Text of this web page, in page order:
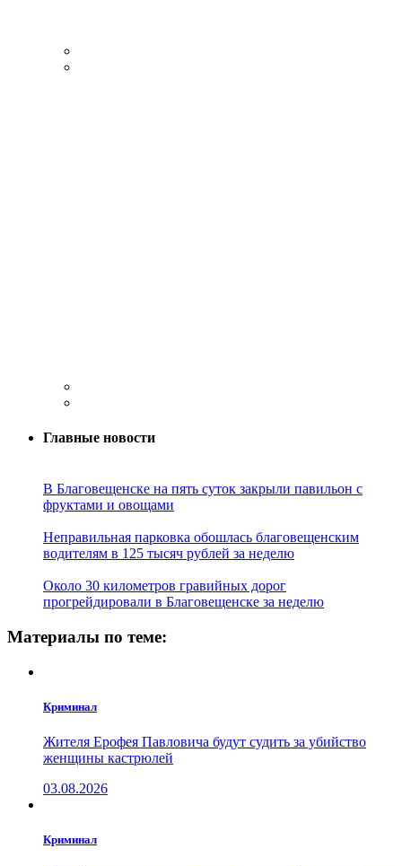
Главные новости
В Благовещенске на пять суток закрыли павильон с
фруктами и овощами
Неправильная парковка обошлась благовещенским
водителям в 125 тысяч рублей за неделю
Около 30 километров гравийных дорог
прогрейдировали в Благовещенске за неделю
Материалы по теме:
Криминал
Жителя Ерофея Павловича будут судить за убийство
женщины кастрюлей
03.08.2026
Криминал